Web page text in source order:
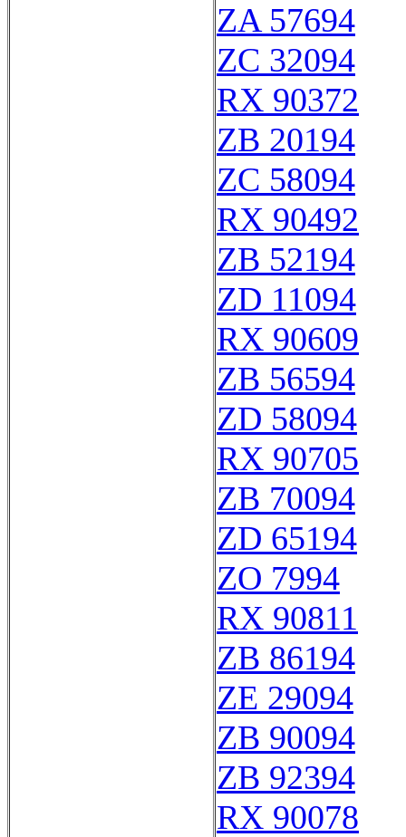
ZA 57694
ZC 32094
RX 90372
ZB 20194
ZC 58094
RX 90492
ZB 52194
ZD 11094
RX 90609
ZB 56594
ZD 58094
RX 90705
ZB 70094
ZD 65194
ZO 7994
RX 90811
ZB 86194
ZE 29094
ZB 90094
ZB 92394
RX 90078